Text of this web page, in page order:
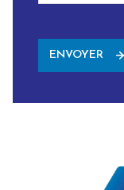
ENVOYER